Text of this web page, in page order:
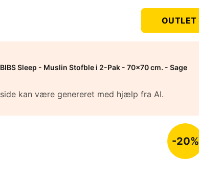
OUTLET
BIBS Sleep - Muslin Stofble i 2-Pak - 70x70 cm. - Sage
kan være genereret med hjælp fra AI.
-20%